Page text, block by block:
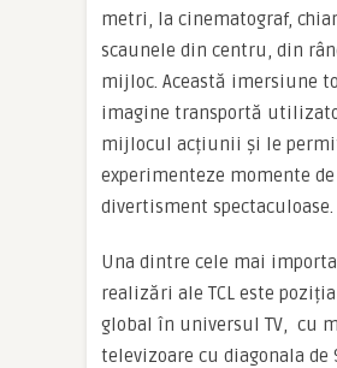
metri, la cinematograf,
scaunele din centru, din
mijloc. Această imersiune
imagine transportă
mijlocul acțiunii și le
experimenteze momente de
divertisment spectaculoase.
Una dintre cele mai
realizări ale TCL este
global în universul TV, cu
televizoare cu diagonala de